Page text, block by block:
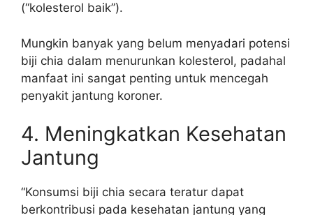
(“kolesterol baik”).
Mungkin banyak yang belum menyadari potensi
biji chia dalam menurunkan kolesterol, padahal
manfaat ini sangat penting untuk mencegah
penyakit jantung koroner.
4. Meningkatkan Kesehatan
Jantung
“Konsumsi biji chia secara teratur dapat
berkontribusi pada kesehatan jantung yang